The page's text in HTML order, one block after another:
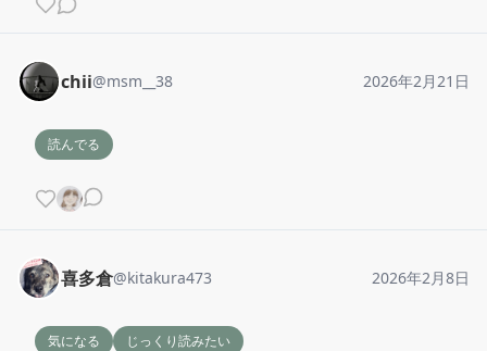
chii@msm__38 2026年2月21日
読んでる
喜多倉@kitakura473 2026年2月8日
気になる じっくり読みたい